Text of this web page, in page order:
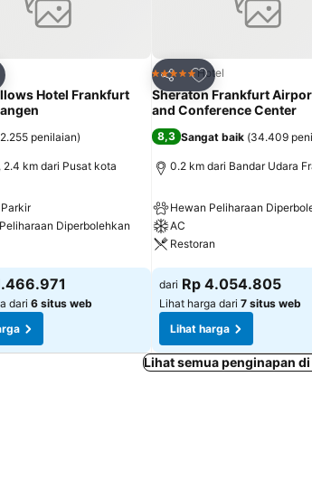
ke favorit
Hotel Frankfurt
2.255 penilaian)
2.4 km dari Pusat kota
Diperbolehkan
dari 6 situs web
Bagikan
Tambahkan ke
5 BintangHotel
Sheraton Frankfurt
and Conference Center
8,3 Sangat baik (34.409
0.2 km dari Bandar Udara
Hewan Peliharaan
AC
Restoran
Lihat harga
dari Rp 4.054.805
Lihat harga dari 7 situs web
Lihat harga
Lihat semua penginapan